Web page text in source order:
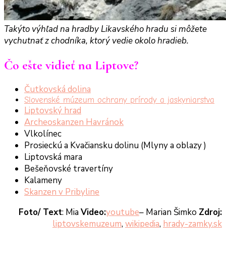
Takýto výhľad na hradby Likavského hradu si môžete
vychutnať z chodníka, ktorý vedie okolo hradieb.
Čo ešte vidieť na Liptove?
Čutkovská dolina
Slovenské múzeum ochrany prírody a jaskyniarstva
Liptovský hrad
Archeoskanzen Havránok
Vlkolínec
Prosieckú a Kvačiansku dolinu (Mlyny a oblazy )
Liptovská mara
Bešeňovské travertíny
Kalameny
Skanzen v Pribyline
Foto/ Text: MiaVideo:youtube– Marian Šimko Zdroj:
liptovskemuzeum,wikipedia, hrady-zamky.sk